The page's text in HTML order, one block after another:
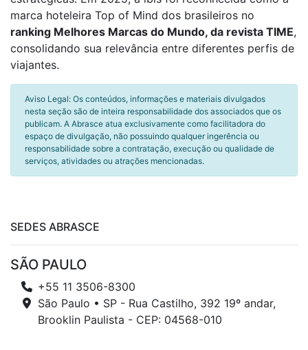
marca hoteleira Top of Mind dos brasileiros no
ranking Melhores Marcas do Mundo, da revista TIME,
consolidando sua relevância entre diferentes perfis de
viajantes.
Aviso Legal: Os conteúdos, informações e materiais divulgados
nesta seção são de inteira responsabilidade dos associados que os
publicam. A Abrasce atua exclusivamente como facilitadora do
espaço de divulgação, não possuindo qualquer ingerência ou
responsabilidade sobre a contratação, execução ou qualidade de
serviços, atividades ou atrações mencionadas.
SEDES ABRASCE
SÃO PAULO
+55 11 3506-8300
São Paulo • SP - Rua Castilho, 392 19º andar,
Brooklin Paulista - CEP: 04568-010